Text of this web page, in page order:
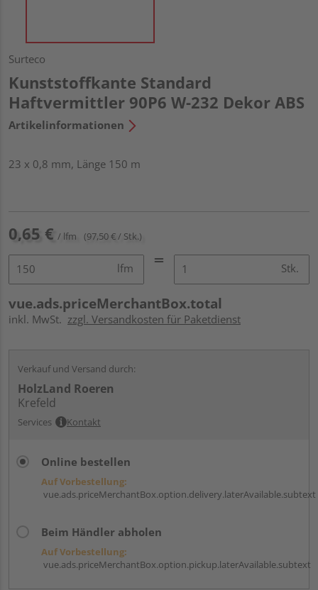
Surteco
Kunststoffkante Standard
Haftvermittler 90P6 W-232 Dekor ABS
Artikelinformationen
23 x 0,8 mm, Länge 150 m
0,65 € / lfm (97,50 € / Stk.)
lfm Stk.
vue.ads.priceMerchantBox.total
inkl. MwSt. zzgl. Versandkosten für Paketdienst
Verkauf und Versand durch:
HolzLand Roeren
Krefeld
Services Kontakt
Online bestellen
Auf Vorbestellung:
vue.ads.priceMerchantBox.option.delivery.laterAvailable.subtext
Beim Händler abholen
Auf Vorbestellung:
vue.ads.priceMerchantBox.option.pickup.laterAvailable.subtext